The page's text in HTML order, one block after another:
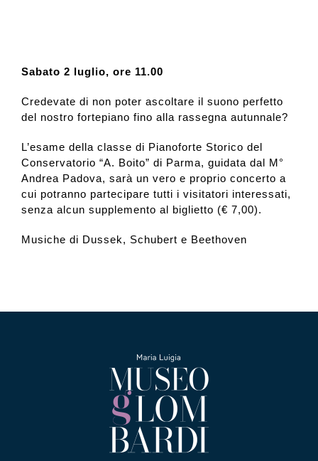
Sabato 2 luglio, ore 11.00
Credevate di non poter ascoltare il suono perfetto
del nostro fortepiano fino alla rassegna autunnale?
L’esame della classe di Pianoforte Storico del
Conservatorio “A. Boito” di Parma, guidata dal M°
Andrea Padova, sarà un vero e proprio concerto a
cui potranno partecipare tutti i visitatori interessati,
senza alcun supplemento al biglietto (€ 7,00).
Musiche di Dussek, Schubert e Beethoven